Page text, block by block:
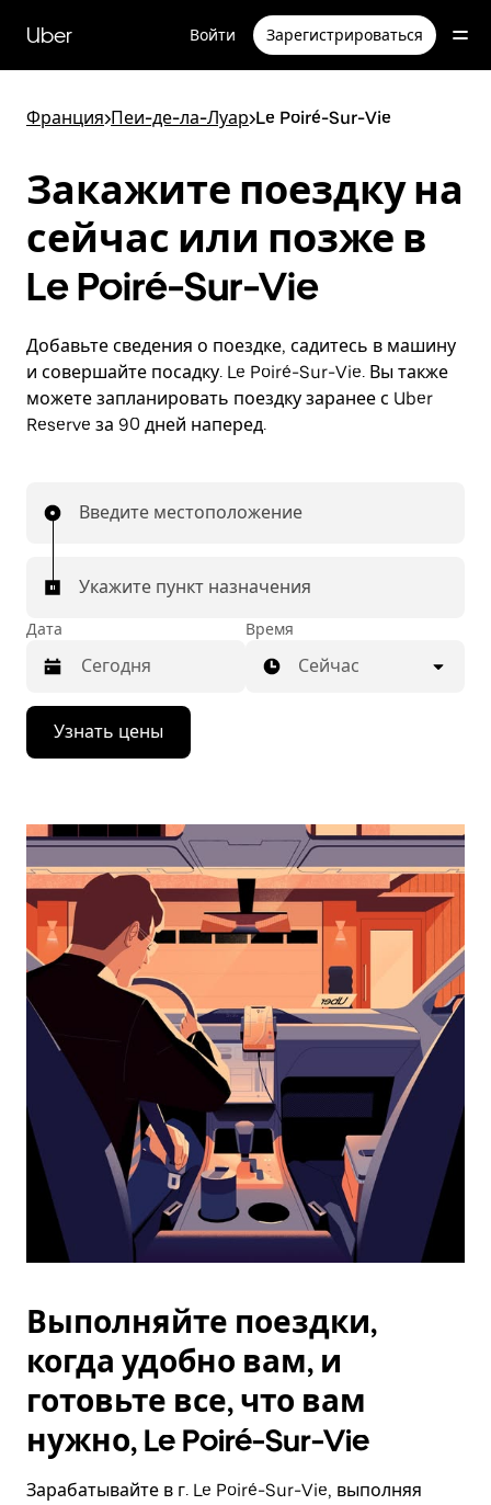
перейти
к
Uber Войти Зарегистрироваться
Франция>Пеи-де-ла-Луар>Le Poiré-Sur-Vie
Закажите поездку на
сейчас или позже в
Le Poiré-Sur-Vie
Добавьте сведения о поездке, садитесь в машину
и совершайте посадку. Le Poiré-Sur-Vie. Вы также
можете запланировать поездку заранее с Uber
Reserve за 90 дней наперед.
Введите местоположение
Укажите пункт назначения
Дата
Нажмите
стрелку
вниз,
календарю
выбрать
дату.
Чтобы
закрыть
календарь,
нажмите
Esc.
Время
Сейчас
Узнать цены
Выполняйте поездки,
когда удобно вам, и
готовьте все, что вам
нужно, Le Poiré-Sur-Vie
Зарабатывайте в г. Le Poiré-Sur-Vie, выполняя